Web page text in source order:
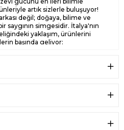
artık sizlerle buluşuyor!
değil; doğaya, bilime ve
simgesidir. İtalya'nın
yaklaşım, ürünlerini
başında geliyor:
son teknoloji
bilgi birikimi ve
taklit edilemez kılar.
organik ve doğal